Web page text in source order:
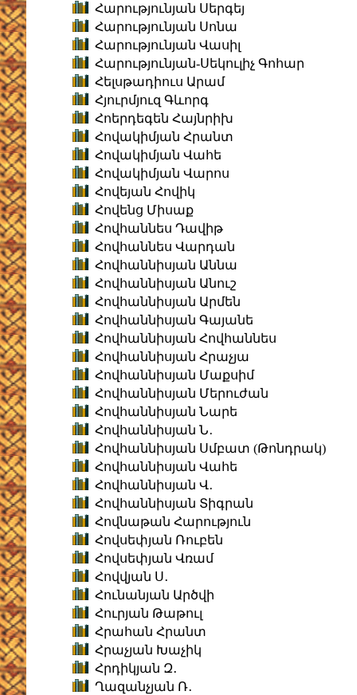
Հարությունյան Սերգեյ
Հարությունյան Սոնա
Հարությունյան Վասիլ
Հարությունյան-Սեկուլիչ Գոհար
Հելսթադիուս Արամ
Հյուրմյուզ Գևորգ
Հոերդեգեն Հայնրիխ
Հովակիմյան Հրանտ
Հովակիմյան Վահե
Հովակիմյան Վարոս
Հովեյան Հովիկ
Հովենց Միսաք
Հովհաննես Դավիթ
Հովհաննես Վարդան
Հովհաննիսյան Աննա
Հովհաննիսյան Անուշ
Հովհաննիսյան Արմեն
Հովհաննիսյան Գայանե
Հովհաննիսյան Հովհաննես
Հովհաննիսյան Հրաչյա
Հովհաննիսյան Մաքսիմ
Հովհաննիսյան Մերուժան
Հովհաննիսյան Նարե
Հովհաննիսյան Ն․
Հովհաննիսյան Սմբատ (Թոնդրակ)
Հովհաննիսյան Վահե
Հովհաննիսյան Վ․
Հովհաննիսյան Տիգրան
Հովնաթան Հարություն
Հովսեփյան Ռուբեն
Հովսեփյան Վռամ
Հովվյան Ս․
Հունանյան Արծվի
Հուրյան Թաթուլ
Հրահան Հրանտ
Հրաչյան Խաչիկ
Հրդիկյան Զ․
Ղազանչյան Ռ․